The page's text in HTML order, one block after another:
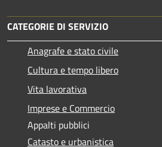
CATEGORIE DI SERVIZIO
Anagrafe e stato civile
Cultura e tempo libero
Vita lavorativa
Imprese e Commercio
Appalti pubblici
Catasto e urbanistica